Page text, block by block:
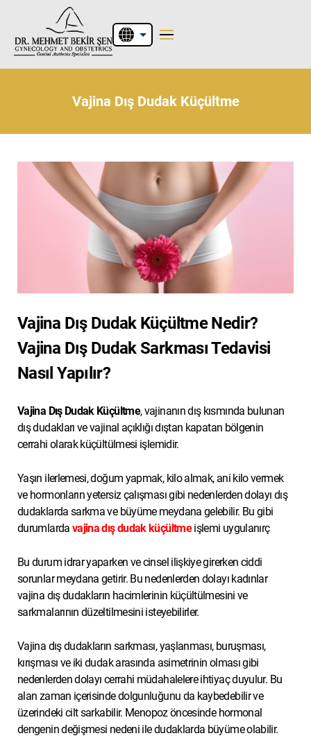
Vajina Dış Dudak Küçültme
Vajina Dış Dudak Küçültme Nedir?
Vajina Dış Dudak Sarkması Tedavisi
Nasıl Yapılır?
Vajina Dış Dudak Küçültme, vajinanın dış kısmında bulunan
dış dudakları ve vajinal açıklığı dıştan kapatan bölgenin
cerrahi olarak küçültülmesi işlemidir.
Yaşın ilerlemesi, doğum yapmak, kilo almak, ani kilo vermek
ve hormonların yetersiz çalışması gibi nedenlerden dolayı dış
dudaklarda sarkma ve büyüme meydana gelebilir. Bu gibi
durumlarda vajina dış dudak küçültmeişlemi uygulanırç
Bu durum idrar yaparken ve cinsel ilişkiye girerken ciddi
sorunlar meydana getirir. Bu nedenlerden dolayı kadınlar
vajina dış dudakların hacimlerinin küçültülmesini ve
sarkmalarının düzeltilmesini isteyebilirler.
Vajina dış dudakların sarkması, yaşlanması, buruşması,
kırışması ve iki dudak arasında asimetrinin olması gibi
nedenlerden dolayı cerrahi müdahalelere ihtiyaç duyulur. Bu
alan zaman içerisinde dolgunluğunu da kaybedebilir ve
üzerindeki cilt sarkabilir. Menopoz öncesinde hormonal
dengenin değişmesi nedeni ile dudaklarda büyüme olabilir.